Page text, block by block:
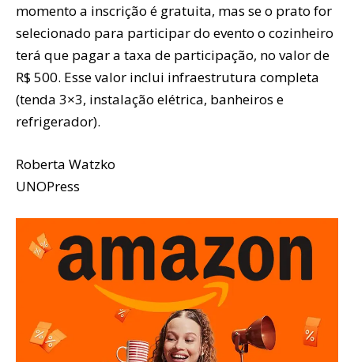
momento a inscrição é gratuita, mas se o prato for
selecionado para participar do evento o cozinheiro
terá que pagar a taxa de participação, no valor de
R$ 500. Esse valor inclui infraestrutura completa
(tenda 3×3, instalação elétrica, banheiros e
refrigerador).
Roberta Watzko
UNOPress